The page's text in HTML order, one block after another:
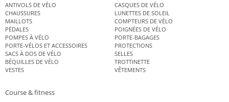
ANTIVOLS DE VÉLO
CASQUES DE VÉLO
CHAUSSURES
LUNETTES DE SOLEIL
MAILLOTS
COMPTEURS DE VÉLO
PÉDALES
POIGNÉES DE VÉLO
POMPES À VÉLO
PORTE-BAGAGES
PORTE-VÉLOS ET ACCESSOIRES
PROTECTIONS
SACS À DOS DE VÉLO
SELLES
BÉQUILLES DE VÉLO
TROTTINETTE
VESTES
VÊTEMENTS
Course & fitness